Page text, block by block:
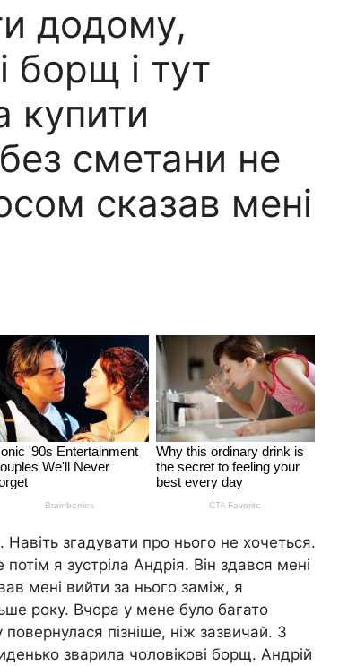
додому,
борщ і тут
купити
сметани не
сказав мені
згадувати про нього не хочеться.
я зустріла Андрія. Він здався мені
мені вийти за нього заміж, я
року. Вчора у мене було багато
пізніше, ніж зазвичай. З
зварила чоловікові борщ. Андрій